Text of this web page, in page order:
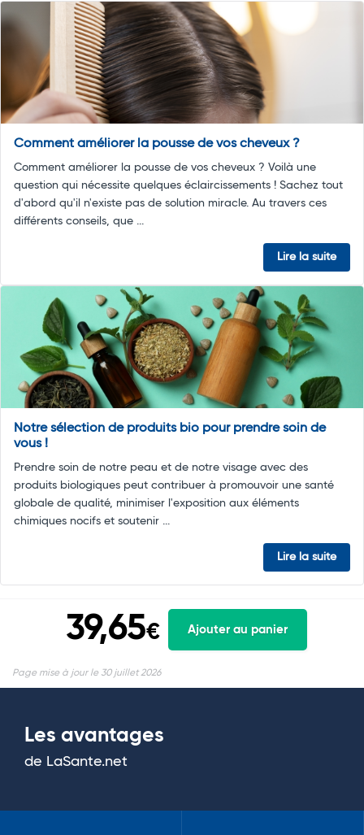
Comment améliorer la pousse de vos cheveux ?
Comment améliorer la pousse de vos cheveux ? Voilà une
question qui nécessite quelques éclaircissements ! Sachez tout
d'abord qu'il n'existe pas de solution miracle. Au travers ces
différents conseils, que ...
Lire la suite
Notre sélection de produits bio pour prendre soin de
vous !
Prendre soin de notre peau et de notre visage avec des
produits biologiques peut contribuer à promouvoir une santé
globale de qualité, minimiser l'exposition aux éléments
chimiques nocifs et soutenir ...
Lire la suite
39,65€ Ajouter au panier
Page mise à jour le 30 juillet 2026
Les avantages
de LaSante.net